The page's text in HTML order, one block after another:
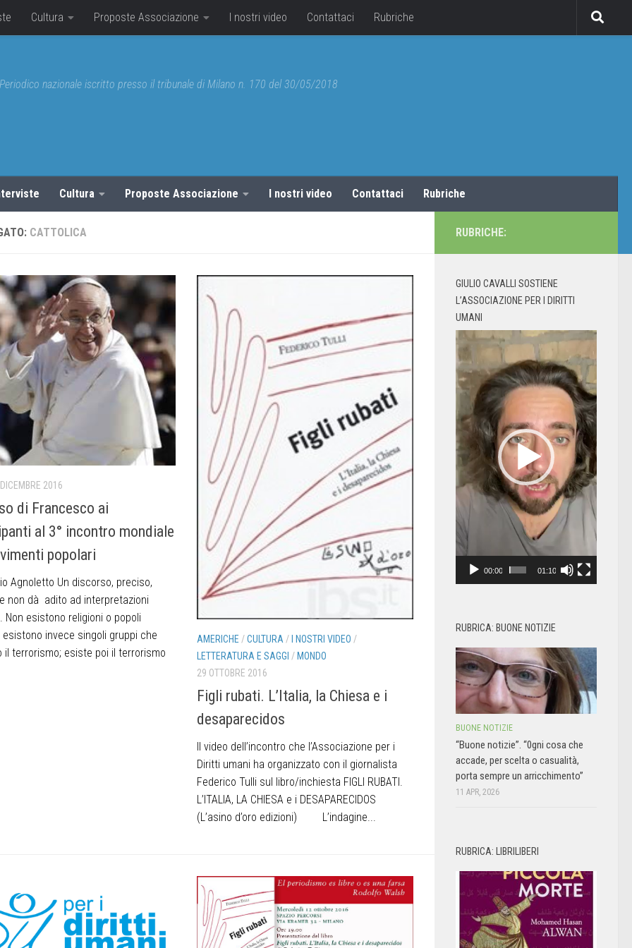
Cultura Proposte Associazione I nostri video Contattaci Rubriche
Periodico nazionale iscritto presso il tribunale di Milano n. 170 del 30/05/2018
Cultura Proposte Associazione I nostri video Contattaci Rubriche
CATTOLICA
2016
di Francesco ai
al 3° incontro mondiale
popolari
Agnoletto Un discorso, preciso,
non dà adito ad interpretazioni
Non esistono religioni o popoli
invece singoli gruppi che
il terrorismo; esiste poi il terrorismo
AMERICHE /CULTURA /I NOSTRI VIDEO /
LETTERATURA E SAGGI /MONDO
29 OTTOBRE 2016
Figli rubati. L’Italia, la Chiesa e i
desaparecidos
Il video dell’incontro che l’Associazione per i
Diritti umani ha organizzato con il giornalista
Federico Tulli sul libro/inchiesta FIGLI RUBATI.
L’ITALIA, LA CHIESA e i DESAPARECIDOS
(L’asino d’oro edizioni) L’indagine...
RUBRICHE:
GIULIO CAVALLI SOSTIENE
L’ASSOCIAZIONE PER I DIRITTI
UMANI
Video
Player
00:00 01:10
RUBRICA: BUONE NOTIZIE
BUONE NOTIZIE
“Buone notizie”. “0gni cosa che
accade, per scelta o casualità,
porta sempre un arricchimento”
11 APR, 2026
RUBRICA: LIBRILIBERI